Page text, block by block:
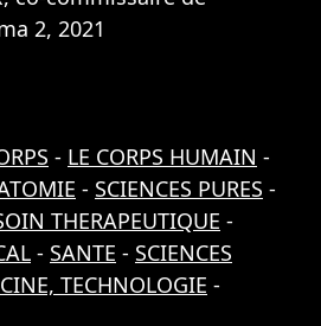
2, 2021
- LE CORPS HUMAIN -
- SCIENCES PURES -
THERAPEUTIQUE -
- SANTE - SCIENCES
TECHNOLOGIE -